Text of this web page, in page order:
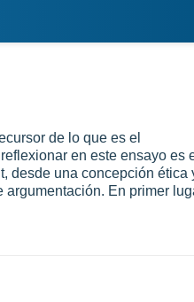
de lo que es el
en este ensayo es
desde una concepción ética
En primer